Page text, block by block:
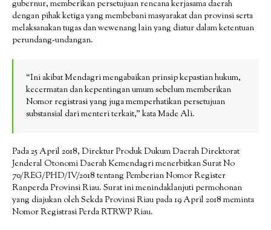
gubernur, memberikan persetujuan rencana kerjasama daerah
dengan pihak ketiga yang membebani masyarakat dan provinsi serta
melaksanakan tugas dan wewenang lain yang diatur dalam ketentuan
perundang-undangan.
“Ini akibat Mendagri mengabaikan prinsip kepastian hukum,
kecermatan dan kepentingan umum sebelum memberikan
Nomor registrasi yang juga memperhatikan persetujuan
substansial dari menteri terkait,” kata Made Ali.
Pada 25 April 2018, Direktur Produk Dukum Daerah Direktorat
Jenderal Otonomi Daerah Kemendagri menerbitkan Surat No
70/REG/PHD/IV/2018 tentang Pemberian Nomor Register
Ranperda Provinsi Riau. Surat ini menindaklanjuti permohonan
yang diajukan oleh Sekda Provinsi Riau pada 19 April 2018 meminta
Nomor Registrasi Perda RTRWP Riau.